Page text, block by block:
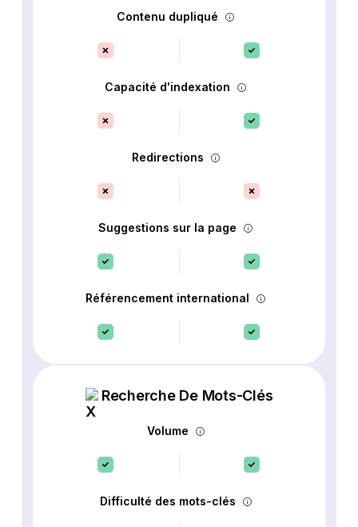
Contenu dupliqué
Capacité d'indexation
Redirections
Suggestions sur la page
Référencement international
Recherche De Mots-Clés
Volume
Difficulté des mots-clés